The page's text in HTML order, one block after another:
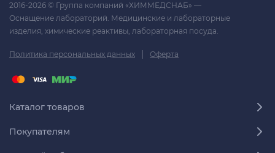
2016-2026 © Группа компаний «ХИММЕДСНАБ» —
Оснащение лабораторий. Медицинские и лабораторные
изделия, химические реактивы, лабораторная посуда.
Политика персональных данных | Оферта
Каталог товаров
Покупателям